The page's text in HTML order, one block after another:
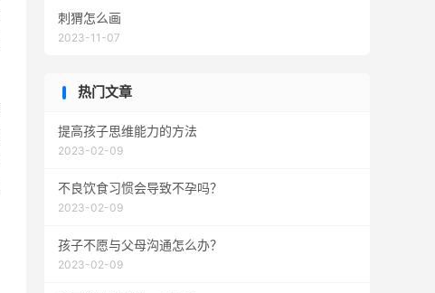
刺猬怎么画
2023-11-07
热门文章
提高孩子思维能力的方法
2023-02-09
不良饮食习惯会导致不孕吗？
2023-02-09
孩子不愿与父母沟通怎么办？
2023-02-09